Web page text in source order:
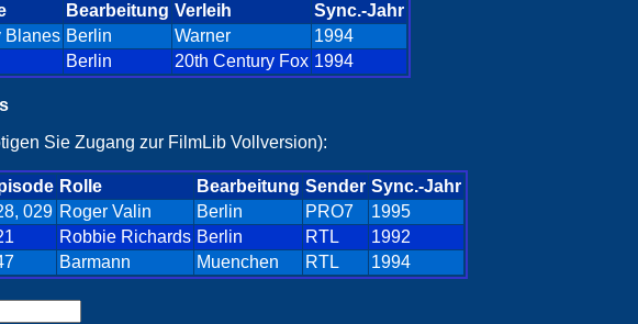
Bearbeitung Verleih
Sync.-Jahr
Blanes Berlin Warner
1994
Berlin 20th Century Fox 1994
Sie Zugang zur FilmLib Vollversion):
Rolle Bearbeitung Sender Sync.-Jahr
029 Roger Valin Berlin PRO7
1995
Robbie Richards Berlin RTL
1992
Barmann Muenchen RTL 1994